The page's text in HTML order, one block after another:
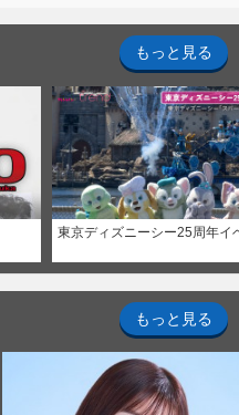
もっと見る
東京ディズニーシー25周年イ
もっと見る